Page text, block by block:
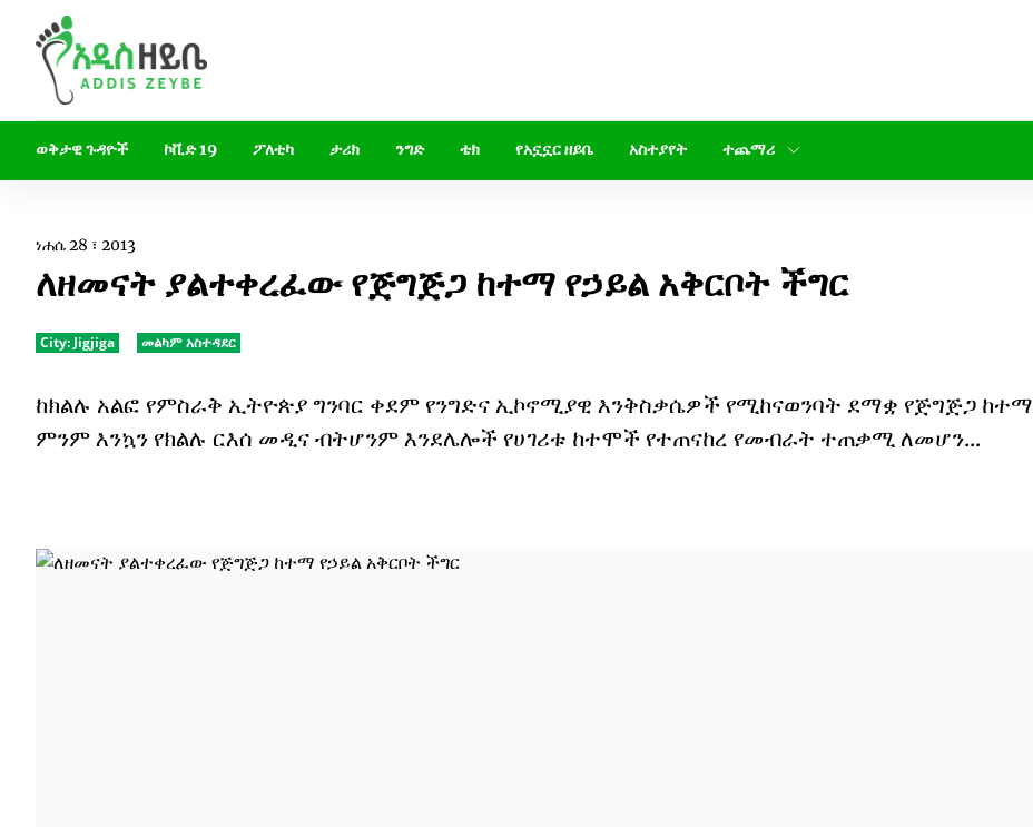
ወቅታዊ ጉዳዮች ኮቪድ 19 ፖለቲካ ታሪክ ንግድ ቴክ የአኗኗር ዘይቤ አስተያየት ተጨማሪ
ነሐሴ 28 ፣ 2013
ለዘመናት ያልተቀረፈው የጅግጅጋ ከተማ የኃይል አቅርቦት ችግር
City: Jigjiga መልካም አስተዳደር
ከክልሉ አልፎ የምስራቅ ኢትዮጵያ ግንባር ቀደም የንግድና ኢኮኖሚያዊ እንቅስቃሴዎች የሚከናወንባት ደማቋ የጅግጅጋ ከተማ
ምንም እንኳን የክልሉ ርእሰ መዲና ብትሆንም እንደሌሎች የሀገሪቱ ከተሞች የተጠናከረ የመብራት ተጠቃሚ ለመሆን...